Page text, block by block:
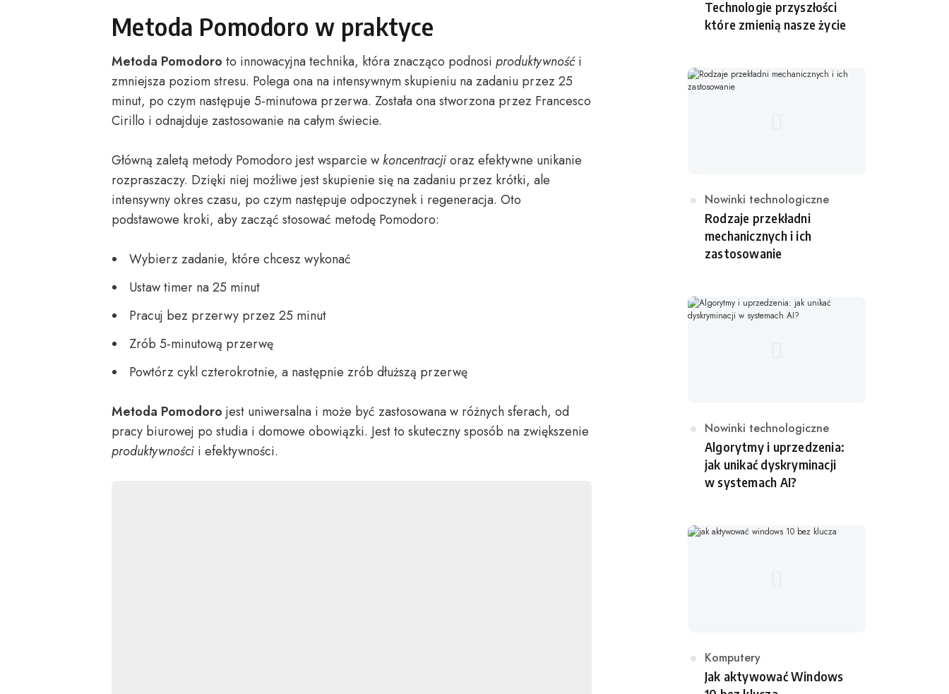
Metoda Pomodoro w praktyce
Metoda Pomodoro to innowacyjna technika, która znacząco podnosi produktywnośći
zmniejsza poziom stresu. Polega ona na intensywnym skupieniu na zadaniu przez 25
minut, po czym następuje 5-minutowa przerwa. Została ona stworzona przez Francesco
Cirillo i odnajduje zastosowanie na całym świecie.
Główną zaletą metody Pomodoro jest wsparcie wkoncentracjioraz efektywne unikanie
rozpraszaczy. Dzięki niej możliwe jest skupienie się na zadaniu przez krótki, ale
intensywny okres czasu, po czym następuje odpoczynek i regeneracja. Oto
podstawowe kroki, aby zacząć stosować metodę Pomodoro:
Wybierz zadanie, które chcesz wykonać
Ustaw timer na 25 minut
Pracuj bez przerwy przez 25 minut
Zrób 5-minutową przerwę
Powtórz cykl czterokrotnie, a następnie zrób dłuższą przerwę
Metoda Pomodoro jest uniwersalna i może być zastosowana w różnych sferach, od
pracy biurowej po studia i domowe obowiązki. Jest to skuteczny sposób na zwiększenie
produktywności i efektywności.
a
t
o
r
Technologie przyszłości
które zmienią nasze życie
K
a
t
e
r
i
Nowinki technologiczne
Rodzaje przekładni
mechanicznych i ich
zastosowanie
K
a
t
e
r
Nowinki technologiczne
Algorytmy i uprzedzenia:
jak unikać dyskryminacji
w systemach AI?
K
a
Komputery
Jak aktywować Windows